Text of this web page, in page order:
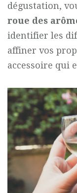
dégustation,
roue des
identifier les
affiner vos
accessoire qui